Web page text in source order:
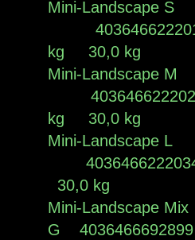
Mini-Landscape S
kg 30,0 kg
Mini-Landscape
kg 30,0 kg
Mini-Landscape
30,0 kg
Mini-Landscape
G